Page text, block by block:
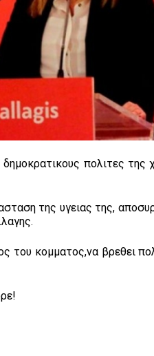
πολιτες
της υγειας της,
του κομματος,να βρεθει